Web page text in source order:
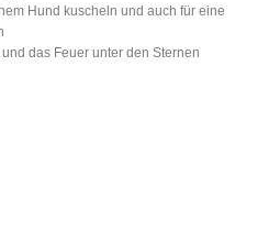
Hund kuscheln und auch für eine
das Feuer unter den Sternen